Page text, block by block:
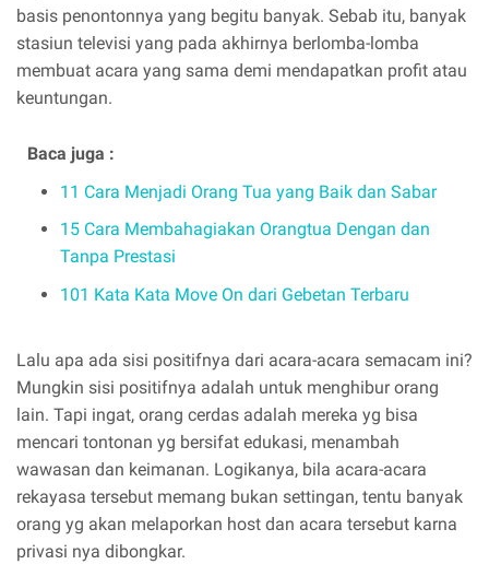
basis penontonnya yang begitu banyak. Sebab itu, banyak
stasiun televisi yang pada akhirnya berlomba-lomba
membuat acara yang sama demi mendapatkan profit atau
keuntungan.
Baca juga :
11 Cara Menjadi Orang Tua yang Baik dan Sabar
15 Cara Membahagiakan Orangtua Dengan dan
Tanpa Prestasi
101 Kata Kata Move On dari Gebetan Terbaru
Lalu apa ada sisi positifnya dari acara-acara semacam ini?
Mungkin sisi positifnya adalah untuk menghibur orang
lain. Tapi ingat, orang cerdas adalah mereka yg bisa
mencari tontonan yg bersifat edukasi, menambah
wawasan dan keimanan. Logikanya, bila acara-acara
rekayasa tersebut memang bukan settingan, tentu banyak
orang yg akan melaporkan host dan acara tersebut karna
privasi nya dibongkar.